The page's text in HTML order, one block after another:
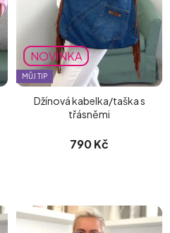
NOVINKA
MŮJ TIP
Džínová kabelka/taška s
třásněmi
790 Kč